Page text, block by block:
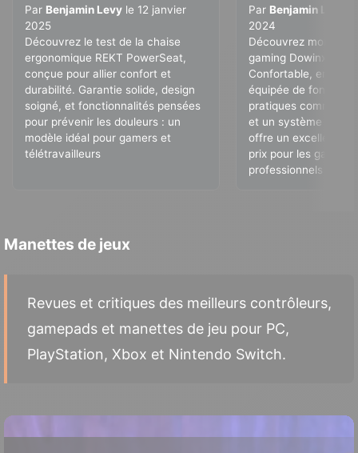
Par Benjamin Levy le 12 janvier
2025
Découvrez le test de la chaise
ergonomique REKT PowerSeat,
conçue pour allier confort et
durabilité. Garantie solide, design
soigné, et fonctionnalités pensées
pour prévenir les douleurs : un
modèle idéal pour gamers et
télétravailleurs
Par Benjamin Levy
2024
Découvrez mon avis
gaming Dowinx
Confortable,
équipée de
pratiques comme un
et un système de
offre un excellent
prix pour les gamers
professionnels
Manettes de jeux
Revues et critiques des meilleurs contrôleurs,
gamepads et manettes de jeu pour PC,
PlayStation, Xbox et Nintendo Switch.